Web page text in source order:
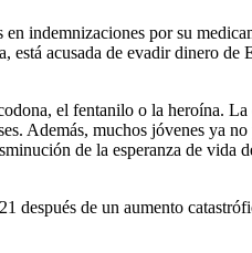
indemnizaciones por su
acusada de evadir dinero
el fentanilo o la heroína.
Además, muchos jóvenes ya
de la esperanza de vida
de un aumento